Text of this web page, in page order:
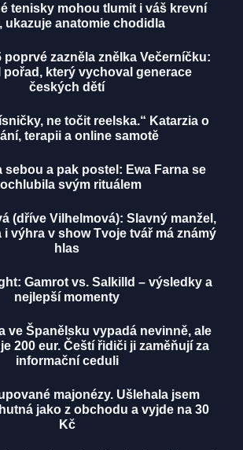
tenisky mohou tlumit i váš krevní
ukazuje anatomie chodidla
poprvé zazněla znělka Večerníčku:
pořad, který vychoval generace
českých dětí
ne točit reelska.“ Katarzia o
terapii a online samotě
sebou a pak postel: Ewa Farna se
svým rituálem
(dříve Vilhelmová): Slavný manžel,
i výhra v show Tvoje tvář má známý
hlas
Gamrot vs. Salkilld – výsledky a
nejlepší momenty
ve Španělsku vypadá nevinně, ale
200 eur. Čeští řidiči ji zaměňují za
informační ceduli
majonézy. Ušlehala jsem
jako z obchodu a vyjde na 30
Kč